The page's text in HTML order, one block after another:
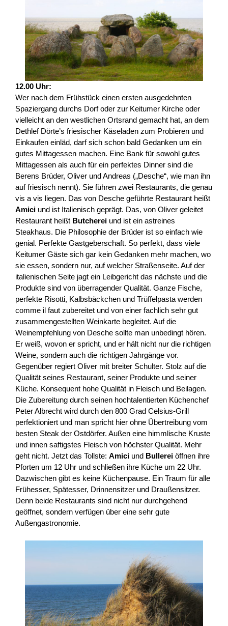
12.00 Uhr:
Wer nach dem Frühstück einen ersten ausgedehnten
Spaziergang durchs Dorf oder zur Keitumer Kirche oder
vielleicht an den westlichen Ortsrand gemacht hat, an dem
Dethlef Dörte’s friesischer Käseladen zum Probieren und
Einkaufen einläd, darf sich schon bald Gedanken um ein
gutes Mittagessen machen. Eine Bank für sowohl gutes
Mittagessen als auch für ein perfektes Dinner sind die
Berens Brüder, Oliver und Andreas („Desche“, wie man ihn
auf friesisch nennt). Sie führen zwei Restaurants, die genau
vis a vis liegen. Das von Desche geführte Restaurant heißt
Amici und ist Italienisch geprägt. Das, von Oliver geleitet
Restaurant heißt Butcherei und ist ein astreines
Steakhaus. Die Philosophie der Brüder ist so einfach wie
genial. Perfekte Gastgeberschaft. So perfekt, dass viele
Keitumer Gäste sich gar kein Gedanken mehr machen, wo
sie essen, sondern nur, auf welcher Straßenseite. Auf der
italienischen Seite jagt ein Leibgericht das nächste und die
Produkte sind von überragender Qualität. Ganze Fische,
perfekte Risotti, Kalbsbäckchen und Trüffelpasta werden
comme il faut zubereitet und von einer fachlich sehr gut
zusammengestellten Weinkarte begleitet. Auf die
Weinempfehlung von Desche sollte man unbedingt hören.
Er weiß, wovon er spricht, und er hält nicht nur die richtigen
Weine, sondern auch die richtigen Jahrgänge vor.
Gegenüber regiert Oliver mit breiter Schulter. Stolz auf die
Qualität seines Restaurant, seiner Produkte und seiner
Küche. Konsequent hohe Qualität in Fleisch und Beilagen.
Die Zubereitung durch seinen hochtalentierten Küchenchef
Peter Albrecht wird durch den 800 Grad Celsius-Grill
perfektioniert und man spricht hier ohne Übertreibung vom
besten Steak der Ostdörfer. Außen eine himmlische Kruste
und innen saftigstes Fleisch von höchster Qualität. Mehr
geht nicht. Jetzt das Tollste: Amici und Bullerei öffnen ihre
Pforten um 12 Uhr und schließen ihre Küche um 22 Uhr.
Dazwischen gibt es keine Küchenpause. Ein Traum für alle
Frühesser, Spätesser, Drinnensitzer und Draußensitzer.
Denn beide Restaurants sind nicht nur durchgehend
geöffnet, sondern verfügen über eine sehr gute
Außengastronomie.